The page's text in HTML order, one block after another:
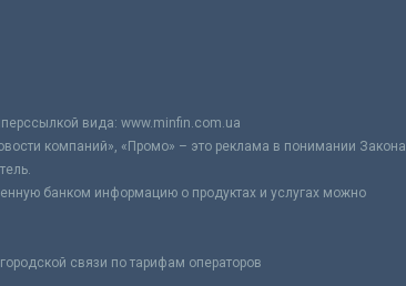
вида: www.minfin.com.ua
компаний», «Промо» – это реклама в понимании Закона
банком информацию о продуктах и услугах можно
связи по тарифам операторов